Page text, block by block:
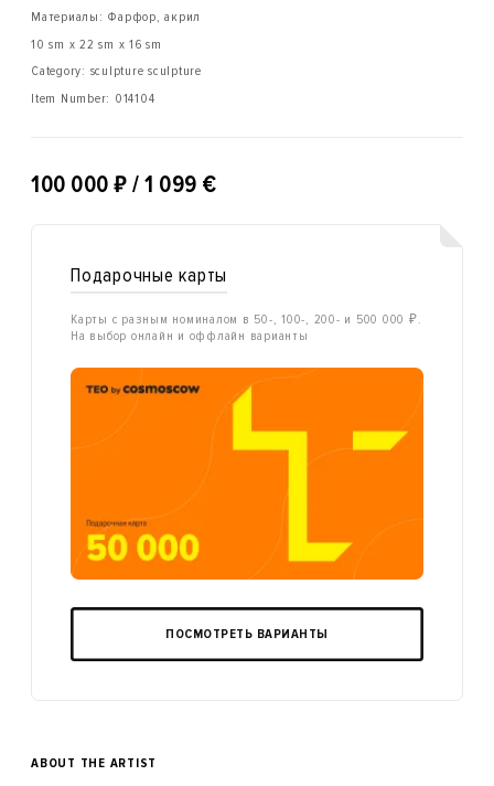
Материалы: Фарфор, акрил
10 sm x 22 sm x 16 sm
Category: sculpture sculpture
Item Number: 014104
100 000 ₽ / 1 099 €
Подарочные карты
Карты с разным номиналом в 50-, 100-, 200- и 500 000 ₽.
На выбор онлайн и оффлайн варианты
ПОСМОТРЕТЬ ВАРИАНТЫ
ABOUT THE ARTIST